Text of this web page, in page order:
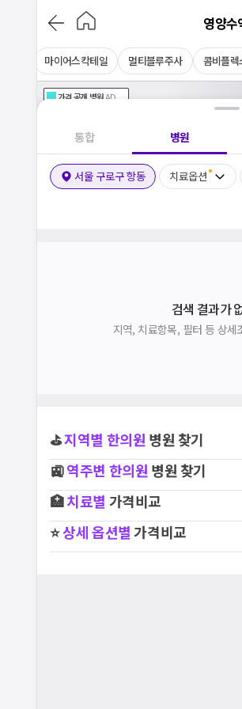
영양수
마이어스칵테일 멀티블루주사 콤비플렉
가격공개 병원AD
통합 병원
서울 구로구 항동 치료옵션
검색 결과가
지역, 치료항목, 필터 등 상
⛳지역별 한의원 병원 찾기
🚉역주변 한의원 병원 찾기
🏥치료별 가격비교
⭐상세 옵션별가격비교